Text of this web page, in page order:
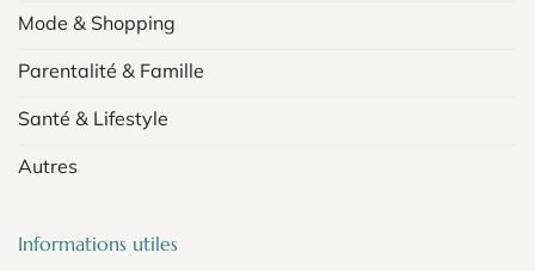
Mode & Shopping
Parentalité & Famille
Santé & Lifestyle
Autres
Informations utiles